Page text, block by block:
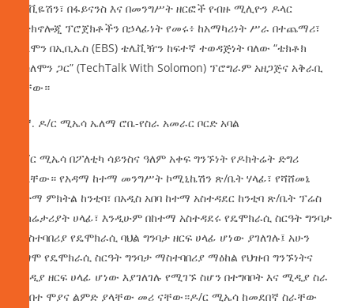
በአቪዬሽን፣ በፋይናንስ እና በመንግሥት ዘርፎች የብዙ ሚሊዮን ዶላር
የቴክኖሎጂ ፕሮጀክቶችን በኃላፊነት የመሩ፥ ከአማካሪነት ሥራ በተጨማሪ፣
ሰለሞን በኢቢኤስ (EBS) ቴሌቪዥን ከፍተኛ ተወዳጅነት ባለው “ቴክቶክ
ከሰለሞን ጋር” (TechTalk With Solomon) ፕሮግራም አዘጋጅና አቅራቢ
ናቸው።
4ኛ. ዶ/ር ሚኤሳ ኤለማ ሮቤ-የስራ አመራር ቦርድ አባል
ዶ/ር ሚኤሳ በፖለቲካ ሳይንስና ዓለም አቀፍ ግንኙነት የዶክትሬት ድግሪ
አላቸው። የአዳማ ከተማ መንግሥት ኮሚኒኬሽን ጽ/ቤት ሃላፊ፣ የሻሸመኔ
ከተማ ምክትል ከንቲባ፣ በአዲስ አበባ ከተማ አስተዳደር ከንቲባ ጽ/ቤት ፕሬስ
ሴክሬታሪያት ሀላፊ፣ እንዲሁም በከተማ አስተዳደሩ የዴሞክራሲ ስርዓት ግንባታ
ማስተባበሪያ የዴሞክራሲ ባህል ግንባታ ዘርፍ ሀላፊ ሆነው ያገለገሉ፤ አሁን
ደግሞ የዴሞክራሲ ስርዓት ግንባታ ማስተባበሪያ ማዕከል የህዝብ ግንኙነትና
ሚዲያ ዘርፍ ሀላፊ ሆነው እያገለገሉ የሚገኙ ስሆን በተግባቦት እና ሚዲያ ስራ
የካበተ ሞያና ልምድ ያላቸው መሪ ናቸው።ዶ/ር ሚኤሳ ከመደበኛ ስራቸው